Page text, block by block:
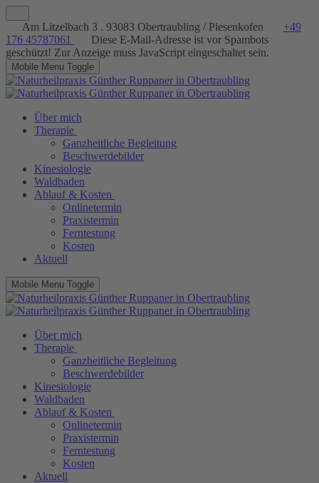
Am Litzelbach 3 . 93083 Obertraubling / Piesenkofen
+49
176 45787061
Diese E-Mail-Adresse ist vor Spambots
geschützt! Zur Anzeige muss JavaScript eingeschaltet sein.
Mobile Menu Toggle
Über mich
Therapie
Ganzheitliche Begleitung
Beschwerdebilder
Kinesiologie
Waldbaden
Ablauf & Kosten
Onlinetermin
Praxistermin
Ferntestung
Kosten
Aktuell
Mobile Menu Toggle
Über mich
Therapie
Ganzheitliche Begleitung
Beschwerdebilder
Kinesiologie
Waldbaden
Ablauf & Kosten
Onlinetermin
Praxistermin
Ferntestung
Kosten
Aktuell